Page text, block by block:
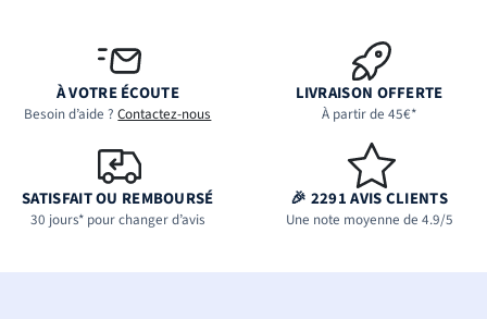
À VOTRE ÉCOUTE
Besoin d’aide ?Contactez-nous
LIVRAISON OFFERTE
À partir de 45€*
SATISFAIT OU REMBOURSÉ
30 jours* pour changer d’avis
🎉 2291 AVIS CLIENTS
Une note moyenne de 4.9/5